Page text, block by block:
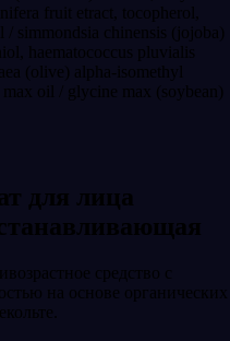
fruit etract, tocopherol,
/ simmondsia chinensis (jojoba)
haematococcus pluvialis
(olive) alpha-isomethyl
oil / glycine max (soybean)
для лица
средство с
на основе органических